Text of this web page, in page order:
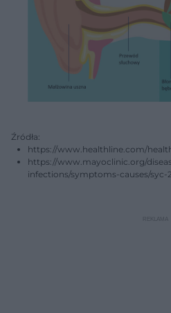
Źródła:
https://www.healthline.com/
https://www.mayoclinic.org/
infections/symptoms-causes/syc-